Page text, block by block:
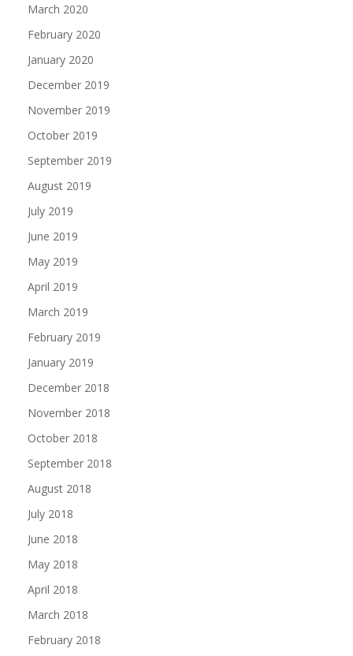
March 2020
February 2020
January 2020
December 2019
November 2019
October 2019
September 2019
August 2019
July 2019
June 2019
May 2019
April 2019
March 2019
February 2019
January 2019
December 2018
November 2018
October 2018
September 2018
August 2018
July 2018
June 2018
May 2018
April 2018
March 2018
February 2018